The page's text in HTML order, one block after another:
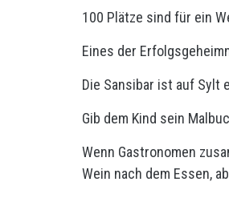
100 Plätze sind für ein
Eines der
Die Sansibar ist auf Sylt
Gib dem Kind sein
Wenn Gastronomen
Wein nach dem Essen,